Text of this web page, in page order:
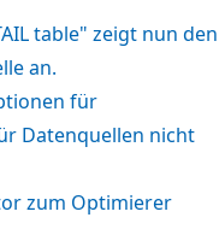
table" zeigt nun den
an.
für
Datenquellen nicht
zum Optimierer